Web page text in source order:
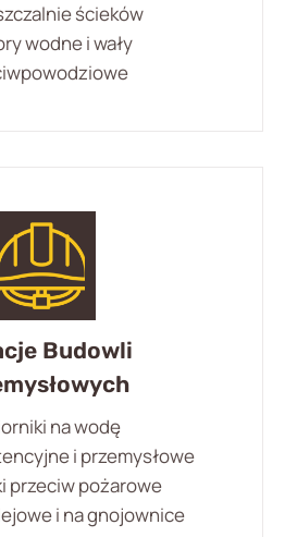
ścieków
wodne i wały
Budowli
na wodę
i przemysłowe
przeciw pożarowe
i na gnojownice